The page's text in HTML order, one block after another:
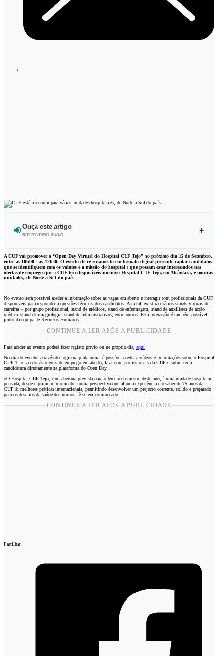
Ouça este artigo
em formato áudio
Ouvir este artigo
A CUF vai promover o “Open Day Virtual do Hospital CUF Tejo” no próximo dia 15 de Setembro,
entre as 10h00 e as 12h30. O evento de recrutamento em formato digital pretende captar candidatos
que se identifiquem com os valores e a missão do hospital e que possam estar interessados nas
ofertas de emprego que a CUF tem disponíveis no novo Hospital CUF Tejo, em Alcântara, e noutras
unidades, de Norte a Sul do país.
No evento será possível aceder a informação sobre as vagas em aberto e interagir com profissionais da CUF
disponíveis para responder a questões técnicas dos candidatos. Para tal, existirão vários stands virtuais de
carreiras – por grupo profissional, stand de médicos, stand de enfermagem; stand de auxiliares de acção
médica; stand de imagiologia; stand de administrativos, entre outros. Esta interacção é também possível
junto da equipa de Recursos Humanos.
CONTINUE A LER APÓS A PUBLICIDADE
Para aceder ao evento poderá fazer registo prévio ou no próprio dia, aqui
No dia do evento, através do login na plataforma, é possível aceder a vídeos e informações sobre o Hospital
CUF Tejo, aceder às ofertas de emprego em aberto, falar com profissionais da CUF e submeter a
candidatura directamente na plataforma do Open Day.
«O Hospital CUF Tejo, com abertura prevista para o terceiro trimestre deste ano, é uma unidade hospitalar
pensada, desde o primeiro momento, numa perspectiva que aliou a experiência e o saber de 75 anos da
CUF às melhores práticas internacionais, permitindo desenvolver um projecto coerente, sólido e preparado
para os desafios da saúde do futuro», lê-se em comunicado.
CONTINUE A LER APÓS A PUBLICIDADE
Partilhar